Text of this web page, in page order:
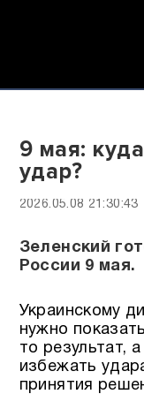
9 мая:
удар?
2026.05.08 21:30:43
Зеленский
России 9 мая.
Украинскому
нужно
то результат,
избежать
принятия